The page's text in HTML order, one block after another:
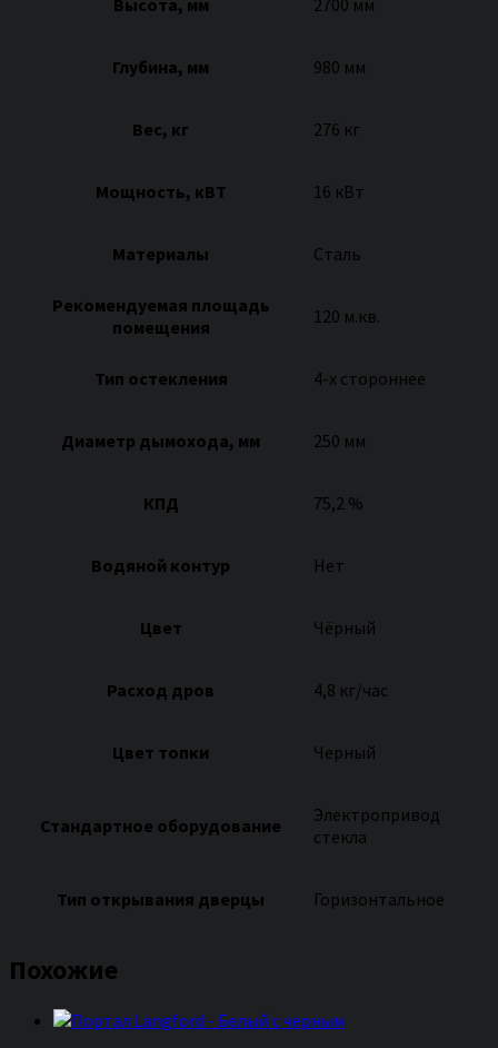
Глубина, мм 980 мм
Вес, кг 276 кг
Мощность, кВТ 16 кВт
Материалы Сталь
Рекомендуемая площадь
помещения
120 м.кв.
Тип остекления 4-х стороннее
Диаметр дымохода, мм 250 мм
КПД 75,2 %
Водяной контур Нет
Цвет Чёрный
Расход дров 4,8 кг/час
Цвет топки Черный
Стандартное оборудование
Электропривод
стекла
Тип открывания дверцы Горизонтальное
Похожие